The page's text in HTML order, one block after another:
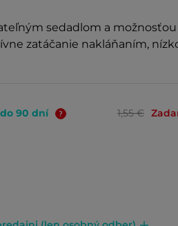
sedadlom a
zatáčanie nakláňaním,
90 dní 1,55 €